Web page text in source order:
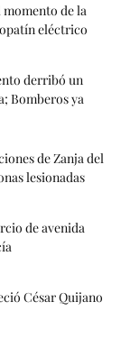
de la
eléctrico
derribó un
Bomberos ya
de Zanja del
lesionadas
de avenida
César Quijano